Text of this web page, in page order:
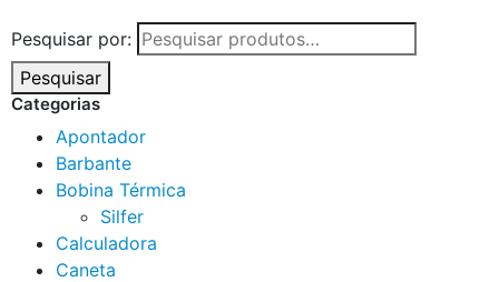
Pesquisar por:
Pesquisar
Categorias
Apontador
Barbante
Bobina Térmica
Silfer
Calculadora
Caneta